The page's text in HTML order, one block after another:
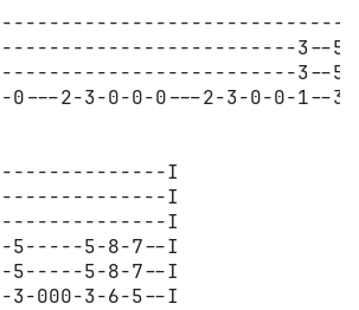
3--
3--
0---2-3-0-0-0---2-3-0-0-1--
I
I
I
5-8-7--I
5-8-7--I
3-000-3-6-5--I